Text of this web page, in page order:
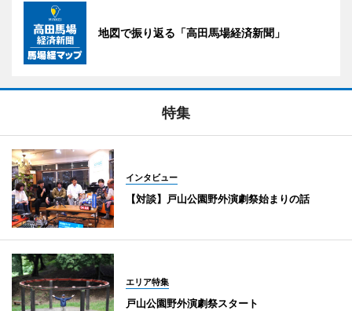
地図で振り返る「高田馬場経済新聞」
特集
インタビュー
【対談】戸山公園野外演劇祭始まりの話
エリア特集
戸山公園野外演劇祭スタート